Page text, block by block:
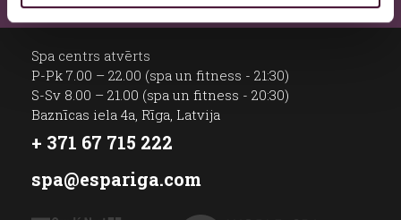
Spa centrs atvērts
P-Pk 7.00 – 22.00 (spa un fitness - 21:30)
S-Sv 8.00 – 21.00 (spa un fitness - 20:30)
Baznīcas iela 4a, Rīga, Latvija
+ 371 67 715 222
spa@espariga.com